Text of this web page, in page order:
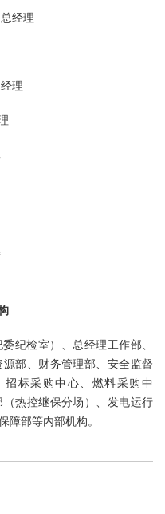
经理
理
纪检室）、总经理工作部、
部、财务管理部、安全监督
标采购中心、燃料采购中
热控继保分场）、发电运行
障部等内部机构。